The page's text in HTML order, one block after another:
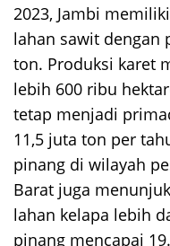
2023, Jambi
lahan sawit dengan
ton. Produksi karet
lebih 600 ribu
tetap menjadi
11,5 juta ton per
pinang di wilayah
Barat juga
lahan kelapa lebih
pinang mencapai